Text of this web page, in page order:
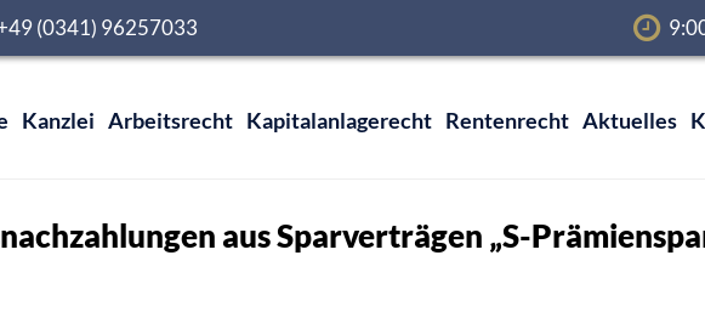
(0341) 96257033
Kanzlei Arbeitsrecht Kapitalanlagerecht Rentenrecht Aktuelles
aus Sparverträgen „S-